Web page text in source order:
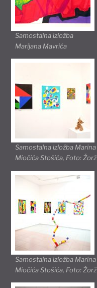
Samostalna izložba
Marijana Mavrića
Samostalna izložba Marina
Miočića Stošića, Foto: Žorž
Samostalna izložba Marina
Miočića Stošića, Foto: Žorž